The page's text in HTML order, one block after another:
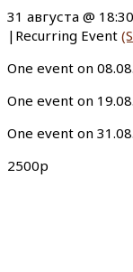
31 августа @ 18:30
| Recurring Event
One event on
One event on
One event on
2500р